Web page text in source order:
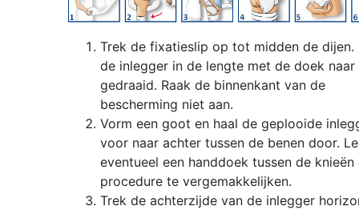
Trek de fixatieslip op tot midden de dijen.
de inlegger in de lengte met de doek naar
gedraaid. Raak de binnenkant van de
bescherming niet aan.
Vorm een goot en haal de geplooide
voor naar achter tussen de benen door.
eventueel een handdoek tussen de knieën
procedure te vergemakkelijken.
Trek de achterzijde van de inlegger